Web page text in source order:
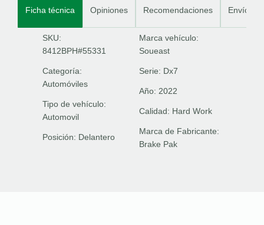
Ficha técnica Opiniones Recomendaciones Envíos
SKU:
8412BPH#55331
Categoría:
Automóviles
Tipo de vehículo:
Automovil
Posición: Delantero
Marca vehículo:
Soueast
Serie: Dx7
Año: 2022
Calidad: Hard Work
Marca de Fabricante:
Brake Pak